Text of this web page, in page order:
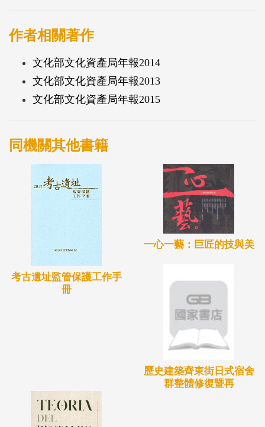
在這個值得標誌的時間點，文資局不僅是文化資產的
中央主機關，也是推動全國文化資產發展的火車頭。
報》即將出版，以文化資產保存整體發展、有形文化
資產保存維護、無形文化資產保存維護及文化資產保
存科學暨修復技術研發等四大面向，將2012年文資局
推動文化資產的具體成果，做了一次整體性的報告；
年報不僅可視為文資局年度工作的具體回顧，同時亦
保持文化資產的生命力需要不間斷的投注與支持，
2012年報是一個開端，未來將透過每一年的紀錄與回
顧，以長期、持續的方式，構築出文化資產發展的宏
觀面向，呈現出全國文化資產發展的趨勢；也期許年
報不僅能作為社會大眾瞭解每年度文資局業務的媒
介，也能成為長期觀察文化資產趨勢變化的研究素
作者相關著作
文化部文化資產局年報2014
文化部文化資產局年報2013
文化部文化資產局年報2015
同機關其他書籍
考古遺址監管保護工作手
冊
一心一藝：巨匠的技與美
歷史建築齊東街日式宿舍
群整體修復暨再